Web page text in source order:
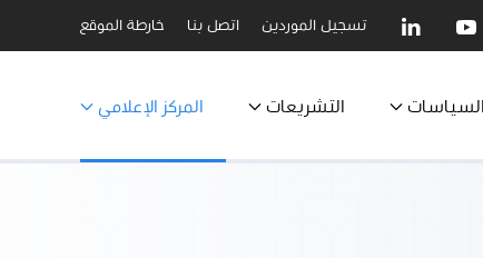
تسجيل الموردين اتصل بنا خارطة الموقع
السياسات التشريعات المركز الإعلامي